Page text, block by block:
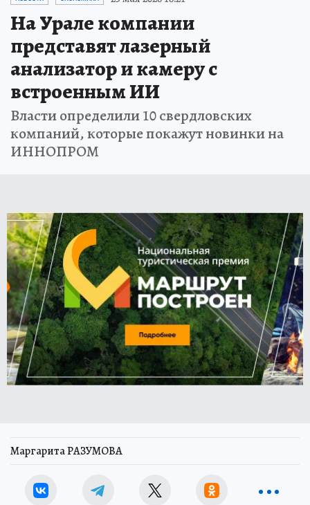
На Урале компании
представят лазерный
анализатор и камеру с
встроенным ИИ
Власти определили 10 свердловских
компаний, которые покажут новинки на
ИННОПРОМ
Маргарита РАЗУМОВА